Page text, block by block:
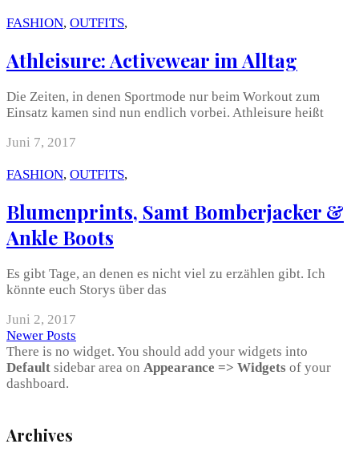
FASHION, OUTFITS,
Athleisure: Activewear im Alltag
Die Zeiten, in denen Sportmode nur beim Workout zum
Einsatz kamen sind nun endlich vorbei. Athleisure heißt
Juni 7, 2017
FASHION, OUTFITS,
Blumenprints, Samt Bomberjacker &
Ankle Boots
Es gibt Tage, an denen es nicht viel zu erzählen gibt. Ich
könnte euch Storys über das
Juni 2, 2017
Newer Posts
There is no widget. You should add your widgets into
Default sidebar area on Appearance => Widgets of your
dashboard.
Archives